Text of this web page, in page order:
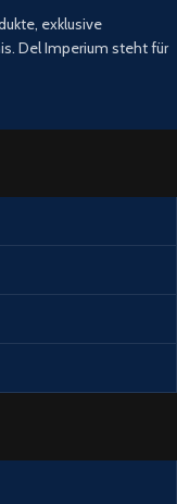
exklusive
Del Imperium steht für